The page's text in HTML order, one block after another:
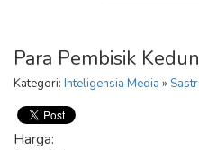
Para Pembisik
Kategori: Inteligensia Media »
Harga: